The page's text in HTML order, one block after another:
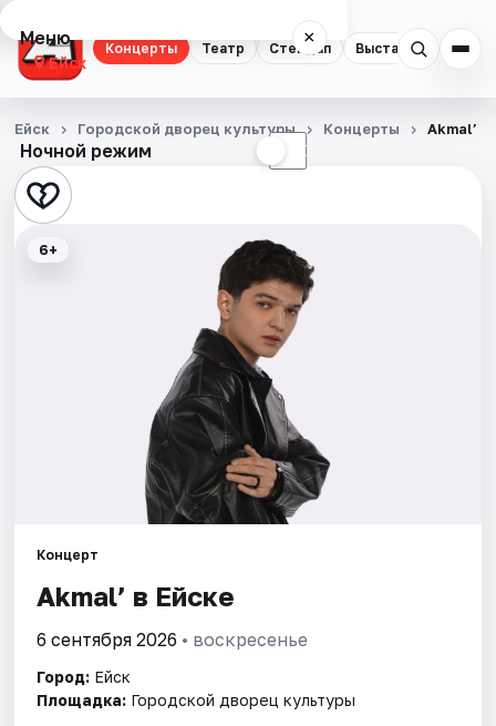
Концерты Театр Стендап Выставки
Меню ×
Ейск
Концерты
Театр
Стендап
Рейтинги
Ночной режим ☾
Ейск Городской дворец культуры Концерты Akmal’
6+
Концерт
Akmal’ в Ейске
6 сентября 2026 • воскресенье
Город: Ейск
Площадка: Городской дворец культуры